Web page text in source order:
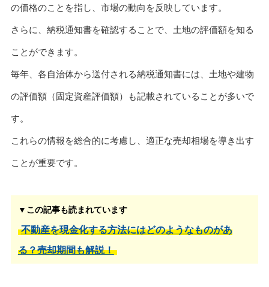
の価格のことを指し、市場の動向を反映しています。
さらに、納税通知書を確認することで、土地の評価額を知る
ことができます。
毎年、各自治体から送付される納税通知書には、土地や建物
の評価額（固定資産評価額）も記載されていることが多いで
す。
これらの情報を総合的に考慮し、適正な売却相場を導き出す
ことが重要です。
▼この記事も読まれています
不動産を現金化する方法にはどのようなものがあ
る？売却期間も解説！